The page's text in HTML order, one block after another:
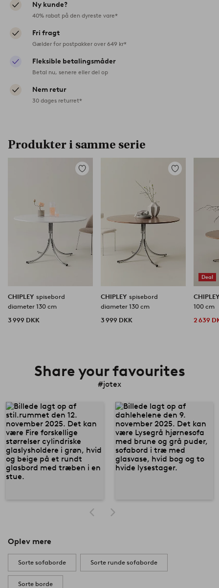
Ny kunde?
40% rabat på den dyreste vare*
Fri fragt
Gælder for postpakker over 649 kr*
Fleksible betalingsmåder
Betal nu, senere eller del op
Nem retur
30 dages returret*
Produkter i samme serie
Tilføj
CHIPLEY spisebord
diameter 130 cm
3 999 DKK
Tilføj
CHIPLEY spisebord
diameter 130 cm
3 999 DKK
Deal
100 cm
2 639
Share your favourites
#jotex
Oplev mere
Sorte sofaborde Sorte runde sofaborde
Sorte borde